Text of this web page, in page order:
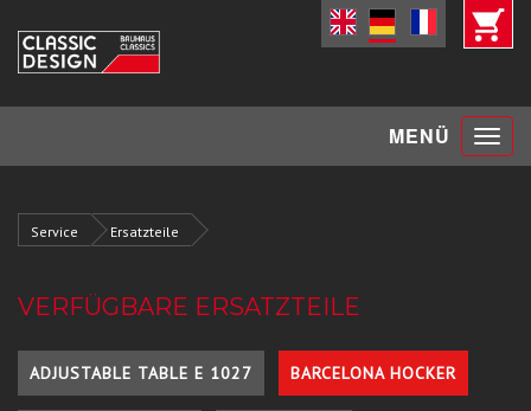
MENÜ Toggle
Service Ersatzteile
VERFÜGBARE ERSATZTEILE
ADJUSTABLE TABLE E 1027 BARCELONA HOCKER